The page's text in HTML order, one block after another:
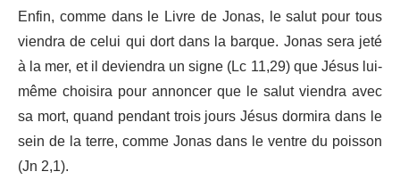
Enfin, comme dans le Livre de Jonas, le salut pour tous
viendra de celui qui dort dans la barque. Jonas sera jeté
à la mer, et il deviendra un signe (Lc 11,29) que Jésus lui-
même choisira pour annoncer que le salut viendra avec
sa mort, quand pendant trois jours Jésus dormira dans le
sein de la terre, comme Jonas dans le ventre du poisson
(Jn 2,1).